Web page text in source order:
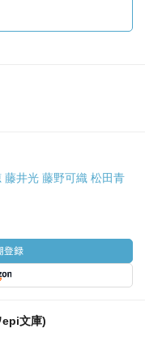
藤井光 藤野可織 松田青
epi文庫)